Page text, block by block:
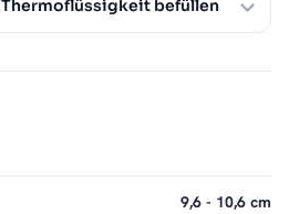
befüllen
9,6 - 10,6 cm